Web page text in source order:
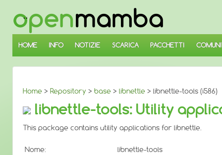
SALTA
AL
CONTENUTO
PRINCIPALE
HOME INFO NOTIZIE SCARICA PACCHETTI
Home > Repository > base > libnettle > libnettle-tools (i586)
libnettle-tools: Utility
This package contains utility applications for libnettle.
Nome:
libnettle-tools